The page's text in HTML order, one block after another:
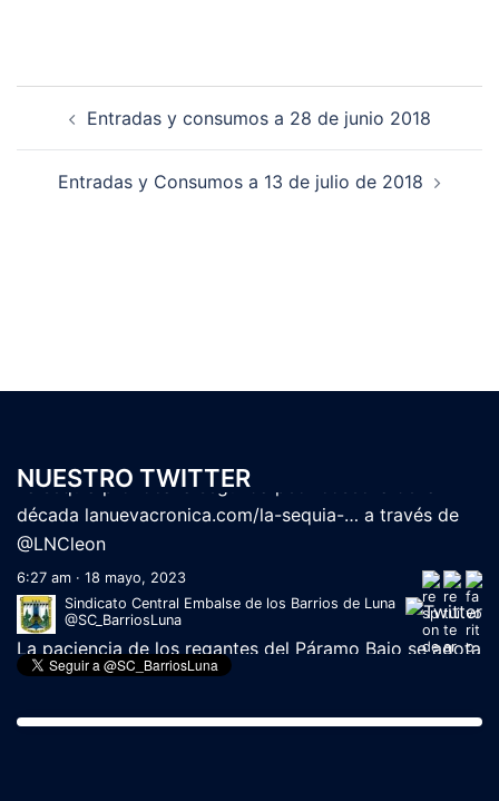
entradas
Entradas y consumos a 28 de junio 2018
Entradas y Consumos a 13 de julio de 2018
NUESTRO TWITTER
década lanuevacronica.com/la-sequia-…
@LNCleon
6:27 am · 18 mayo, 2023
Sindicato Central Embalse de los Barrios de Luna
@SC_BarriosLuna
La paciencia de los regantes del Páramo Bajo se agota
tras los continuos 'reventones'lanuevacronica.com/la-
pacienc…a través de@LNCleon